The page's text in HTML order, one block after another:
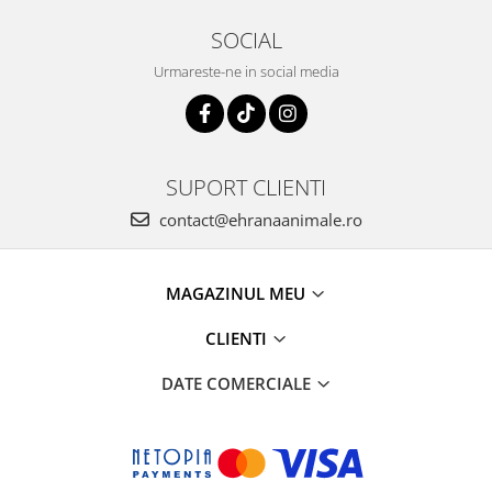
SOCIAL
Urmareste-ne in social media
SUPORT CLIENTI
contact@ehranaanimale.ro
MAGAZINUL MEU
CLIENTI
DATE COMERCIALE